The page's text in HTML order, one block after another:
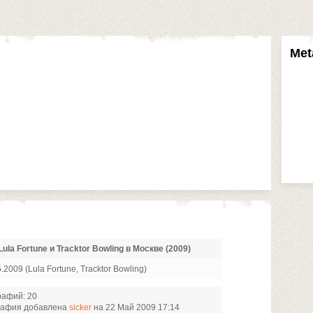
Fortune и Tracktor Bowling в Москве (2009)
(Lula Fortune, Tracktor Bowling)
20
добавлена sicker на 22 Май 2009 17:14